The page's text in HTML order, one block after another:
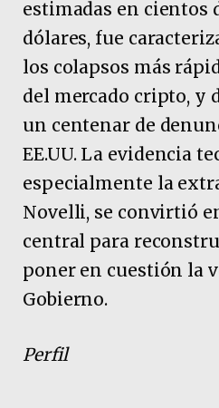
estimadas en cientos
dólares, fue
los colapsos más
del mercado cripto, y
un centenar de
EE.UU. La evidencia
especialmente la
Novelli, se convirtió
central para
poner en cuestión la
Gobierno.
Perfil